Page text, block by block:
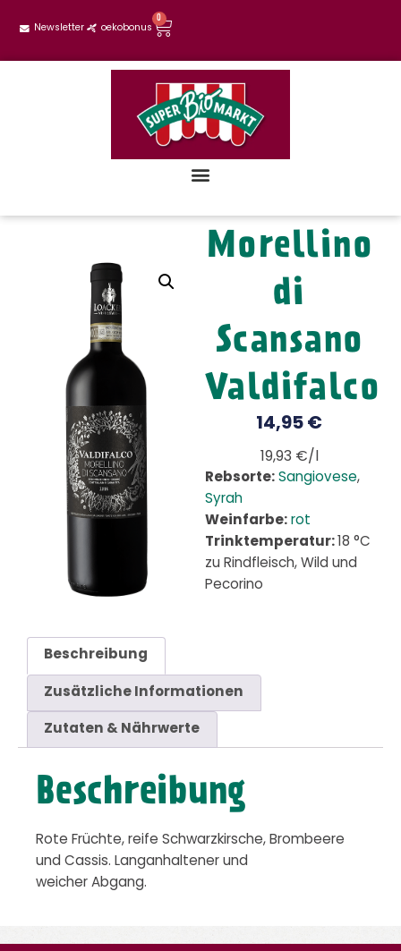
Newsletter oekobonus
0
Morellino
di
Scansano
Valdifalco
14,95 €
19,93 €/l
Rebsorte: Sangiovese,
Syrah
Weinfarbe: rot
Trinktemperatur: 18 °C
zu Rindfleisch, Wild und
Pecorino
Beschreibung
Zusätzliche Informationen
Zutaten & Nährwerte
Beschreibung
Rote Früchte, reife Schwarzkirsche, Brombeere
und Cassis. Langanhaltener und
weicher Abgang.